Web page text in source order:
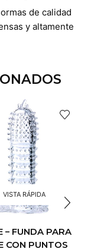
de calidad
y altamente
VISTA RÁPIDA
– FUNDA PARA
CON PUNTOS